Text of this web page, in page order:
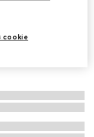
cookie